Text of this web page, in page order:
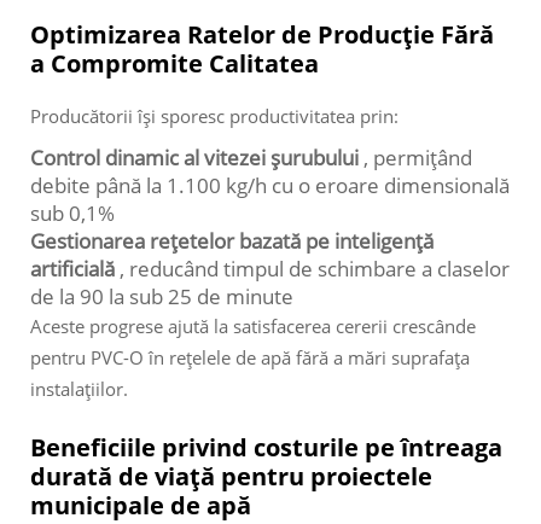
Optimizarea Ratelor de Producție Fără
a Compromite Calitatea
Producătorii își sporesc productivitatea prin:
Control dinamic al vitezei șurubului , permițând
debite până la 1.100 kg/h cu o eroare dimensională
sub 0,1%
Gestionarea rețetelor bazată pe inteligență
artificială , reducând timpul de schimbare a claselor
de la 90 la sub 25 de minute
Aceste progrese ajută la satisfacerea cererii crescânde
pentru PVC-O în rețelele de apă fără a mări suprafața
instalațiilor.
Beneficiile privind costurile pe întreaga
durată de viață pentru proiectele
municipale de apă